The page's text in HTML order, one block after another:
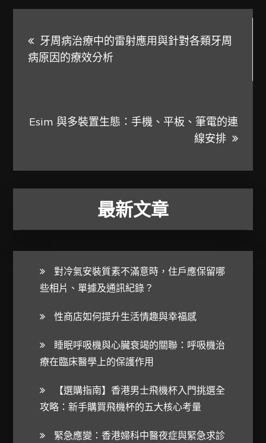
章
覽
牙周病治療中的雷射應用與針對各類牙周
病原因的療效分析
Esim 與多裝置生態：手機、平板、筆電的連
線安排
最新文章
對冷氣安裝質素不滿意時，住戶應保留哪
些相片、單據及通訊紀錄？
性商店如何提升生活情趣與幸福感
睡眠呼吸機與心臟衰竭的關聯：呼吸機治
療在臨床醫學上的保護作用
【選購指南】香港男士飛機杯入門挑選全
攻略：新手購買飛機杯的五大核心考量
緊急應變：香港婦科中醫夜症與緊急求診